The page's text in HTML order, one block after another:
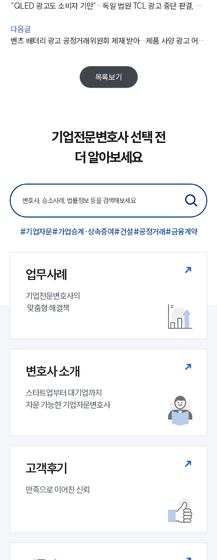
“QLED 광고도 소비자 기만”…독일 법원 TCL 광고 중단 판결, 기술 마케팅 리스크 유의해야
다음글
벤츠 배터리 광고 공정거래위원회 제재 받아…제품 사양 광고 어디까지 허용될까
목록보기
기업전문변호사 선택 전
더 알아보세요
#기업자문#가업승계·상속증여#건설#공정거래#금융계약
업무사례
기업전문변호사의
맞춤형 해결책
변호사 소개
스타트업부터 대기업까지
자문 가능한 기업자문변호사
고객후기
만족으로 이어진 신뢰